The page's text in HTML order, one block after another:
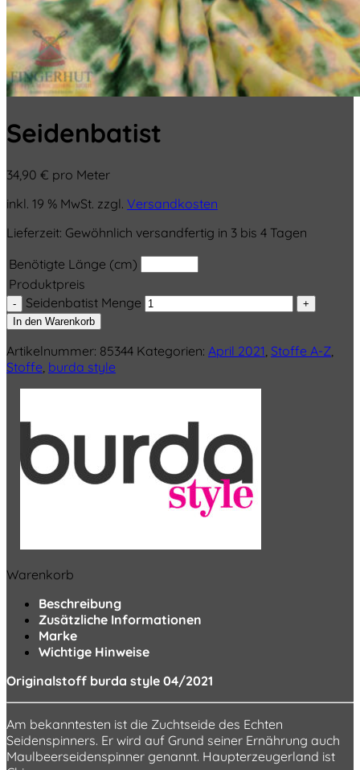
Seidenbatist
34,90 € pro Meter
inkl. 19 % MwSt. zzgl. Versandkosten
Lieferzeit: Gewöhnlich versandfertig in 3 bis 4 Tagen
Benötigte Länge (cm)
Produktpreis
Seidenbatist Menge
In den Warenkorb
Artikelnummer: 85344 Kategorien: April 2021 Stoffe A-Z
Stoffe burda style
Warenkorb
Beschreibung
Zusätzliche Informationen
Marke
Wichtige Hinweise
Originalstoff burda style 04/2021
Am bekanntesten ist die Zuchtseide des Echten
Seidenspinners. Er wird auf Grund seiner Ernährung auch
Maulbeerseidenspinner genannt. Haupterzeugerland ist